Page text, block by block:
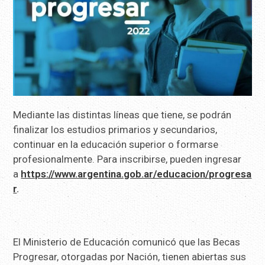
Mediante las distintas líneas que tiene, se podrán
finalizar los estudios primarios y secundarios,
continuar en la educación superior o formarse
profesionalmente. Para inscribirse, pueden ingresar
a https://www.argentina.gob.ar/educacion/progresa
r.
El Ministerio de Educación comunicó que las Becas
Progresar, otorgadas por Nación, tienen abiertas sus